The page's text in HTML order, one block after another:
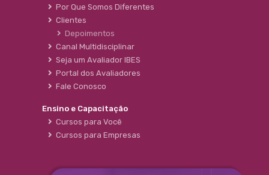
Por Que Somos Diferentes
Clientes
Depoimentos
Canal Multidisciplinar
Seja um Avaliador IBES
Portal dos Avaliadores
Fale Conosco
Ensino e Capacitação
Cursos para Você
Cursos para Empresas